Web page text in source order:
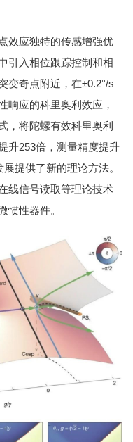
效应独特的传感增强优
引入相位跟踪控制和相
变奇点附近，在±0.2°/s
响应的科里奥利效应，
，将陀螺有效科里奥利
升253倍，测量精度提升
提供了新的理论方法。
线信号读取等理论技术
惯性器件。